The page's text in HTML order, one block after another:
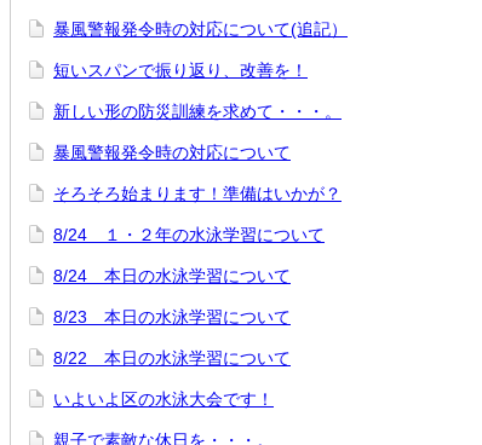
暴風警報発令時の対応について(追記）
短いスパンで振り返り、改善を！
新しい形の防災訓練を求めて・・・。
暴風警報発令時の対応について
そろそろ始まります！準備はいかが？
8/24 １・２年の水泳学習について
8/24 本日の水泳学習について
8/23 本日の水泳学習について
8/22 本日の水泳学習について
いよいよ区の水泳大会です！
親子で素敵な休日を・・・。